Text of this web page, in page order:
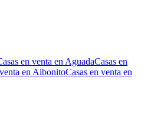
en venta en AguadaCasas en
en AibonitoCasas en venta en